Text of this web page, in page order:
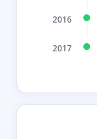
2016
2017